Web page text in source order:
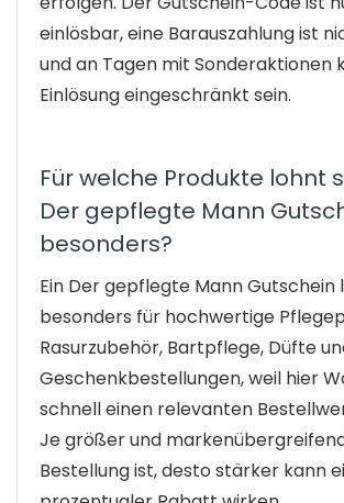
einlösbar, eine Barauszahlung ist
und an Tagen mit Sonderaktionen
Einlösung eingeschränkt sein.
Für welche Produkte lohnt
Der gepflegte Mann
besonders?
Ein Der gepflegte Mann Gutschein
besonders für hochwertige
Rasurzubehör, Bartpflege, Düfte
Geschenkbestellungen, weil hier
schnell einen relevanten
Je größer und
Bestellung ist, desto stärker kann